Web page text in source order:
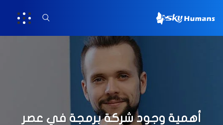
أهمية وجود شركة برمجة في عصر